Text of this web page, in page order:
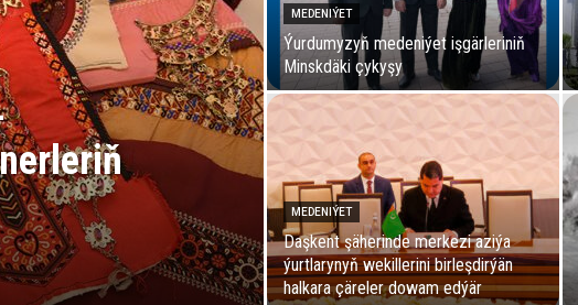
MEDENIÝET
Ýurdumyzyň medeniýet işgärleriniň
Minskdäki çykyşy
MEDENIÝET
Daşkent şäherinde merkezi aziýa
ýurtlarynyň wekillerini birleşdirýän
halkara çäreler dowam edýär